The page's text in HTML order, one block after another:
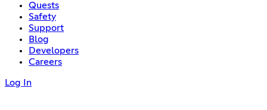
Quests
Safety
Support
Blog
Developers
Careers
Log In